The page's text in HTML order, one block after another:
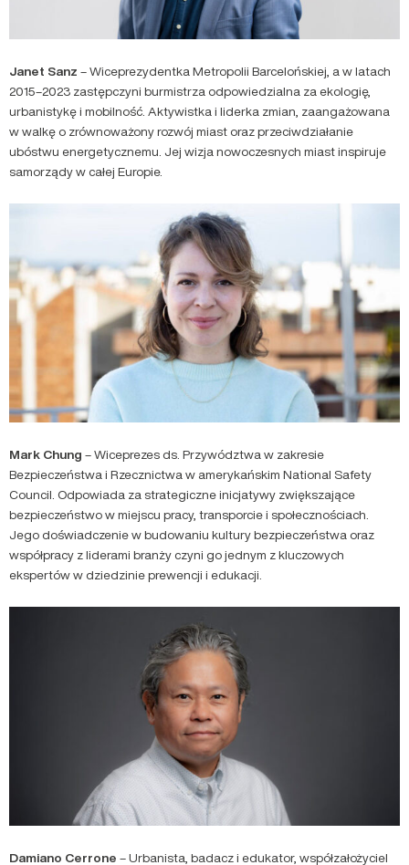
Janet Sanz – Wiceprezydentka Metropolii Barcelońskiej, a w latach
2015–2023 zastępczyni burmistrza odpowiedzialna za ekologię,
urbanistykę i mobilność. Aktywistka i liderka zmian, zaangażowana
w walkę o zrównoważony rozwój miast oraz przeciwdziałanie
ubóstwu energetycznemu. Jej wizja nowoczesnych miast inspiruje
samorządy w całej Europie.
Mark Chung – Wiceprezes ds. Przywództwa w zakresie
Bezpieczeństwa i Rzecznictwa w amerykańskim National Safety
Council. Odpowiada za strategiczne inicjatywy zwiększające
bezpieczeństwo w miejscu pracy, transporcie i społecznościach.
Jego doświadczenie w budowaniu kultury bezpieczeństwa oraz
współpracy z liderami branży czyni go jednym z kluczowych
ekspertów w dziedzinie prewencji i edukacji.
Damiano Cerrone – Urbanista, badacz i edukator, współzałożyciel